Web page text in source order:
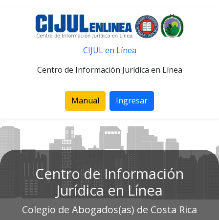
CIJUL en Línea
Centro de Información Jurídica en Línea
Manual Ingresar
Centro de Información
Jurídica en Línea
Colegio de Abogados(as) de Costa Rica